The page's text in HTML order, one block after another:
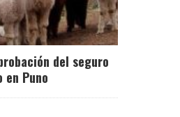
del seguro
Puno